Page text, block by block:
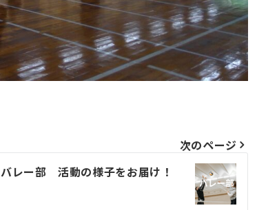
次のページ
バレー部 活動の様子をお届け！